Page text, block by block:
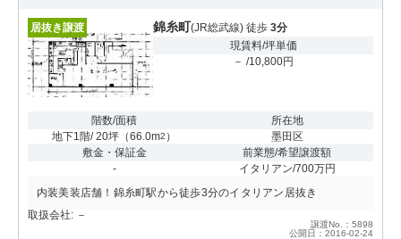
居抜き譲渡 錦糸町(JR総武線) 徒歩 3分
現賃料/坪単価
－ /10,800円
階数/面積
地下1階/ 20坪 （66.0m2 ）
所在地
墨田区
敷金・保証金
-
前業態/希望譲渡額
イタリアン/700万円
内装美装店舗！錦糸町駅から徒歩3分のイタリアン居抜き
取扱会社: －
譲渡No.：5898
公開日：2016-02-24